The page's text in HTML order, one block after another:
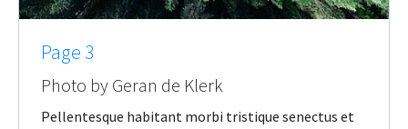
Page 3
Photo by Geran de Klerk
Pellentesque habitant morbi tristique senectus et